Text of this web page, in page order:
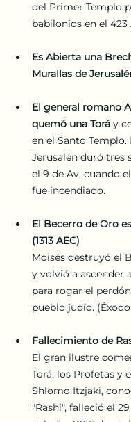
del Primer Templo
babilonios en el 423
Es Abierta una
Murallas de
El general romano
quemó una Torá y
en el Santo Templo.
Jerusalén duró tres
el 9 de Av, cuando
fue incendiado.
El Becerro de Oro
(1313 AEC)
Moisés destruyó el
y volvió a ascender
para rogar el
pueblo judío. (Éxodo
Fallecimiento de
El gran ilustre
Torá, los Profetas y
Shlomo Itzjaki,
"Rashi", falleció el